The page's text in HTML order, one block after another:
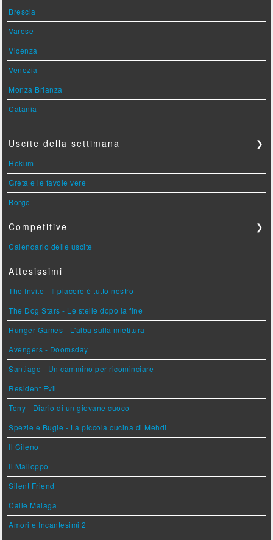
Brescia
Varese
Vicenza
Venezia
Monza Brianza
Catania
Uscite della settimana ❯
Hokum
Greta e le favole vere
Borgo
Competitive ❯
Calendario delle uscite
Attesissimi
The Invite - Il piacere è tutto nostro
The Dog Stars - Le stelle dopo la fine
Hunger Games - L'alba sulla mietitura
Avengers - Doomsday
Santiago - Un cammino per ricominciare
Resident Evil
Tony - Diario di un giovane cuoco
Spezie e Bugie - La piccola cucina di Mehdi
Il Cileno
Il Malloppo
Silent Friend
Calle Malaga
Amori e Incantesimi 2